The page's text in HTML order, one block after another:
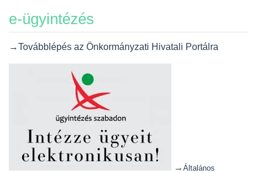
e-ügyintézés
→Továbblépés az Önkormányzati Hivatali Portálra
→ Általános